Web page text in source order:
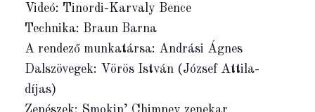
Videó: Tinordi-Karvaly Bence
Technika: Braun Barna
A rendező munkatársa: Andrási Ágnes
Dalszövegek: Vörös István (József Attila-
díjas)